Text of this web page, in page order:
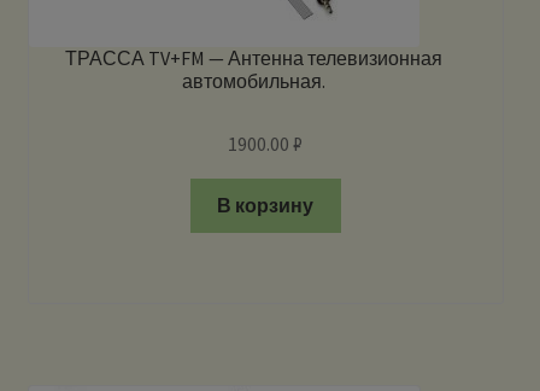
ТРАССА TV+FM — Антенна телевизионная
автомобильная.
1900.00₽
В корзину